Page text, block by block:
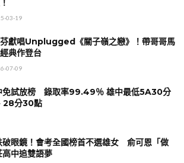
03-19
獻唱Unplugged《關子嶺之戀》！帶哥哥馬
典作登台
07-09
免試放榜 錄取率99.49％ 雄中最低5A30分
28分30點
破眼鏡！會考全國榜首不選雄女 俞可恩「做
高中追雙語夢